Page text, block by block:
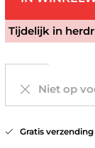
Tijdelijk in
Niet op
Gratis